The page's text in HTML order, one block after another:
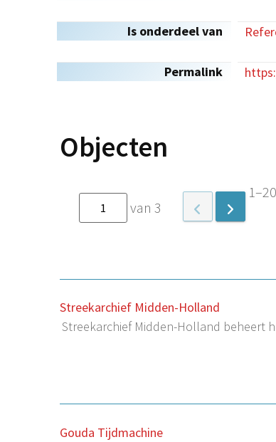
Is onderdeel van
Permalink
Objecten
van 3
Streekarchief Midden-Holland
Streekarchief Midden-Holland beheert
Gouda Tijdmachine